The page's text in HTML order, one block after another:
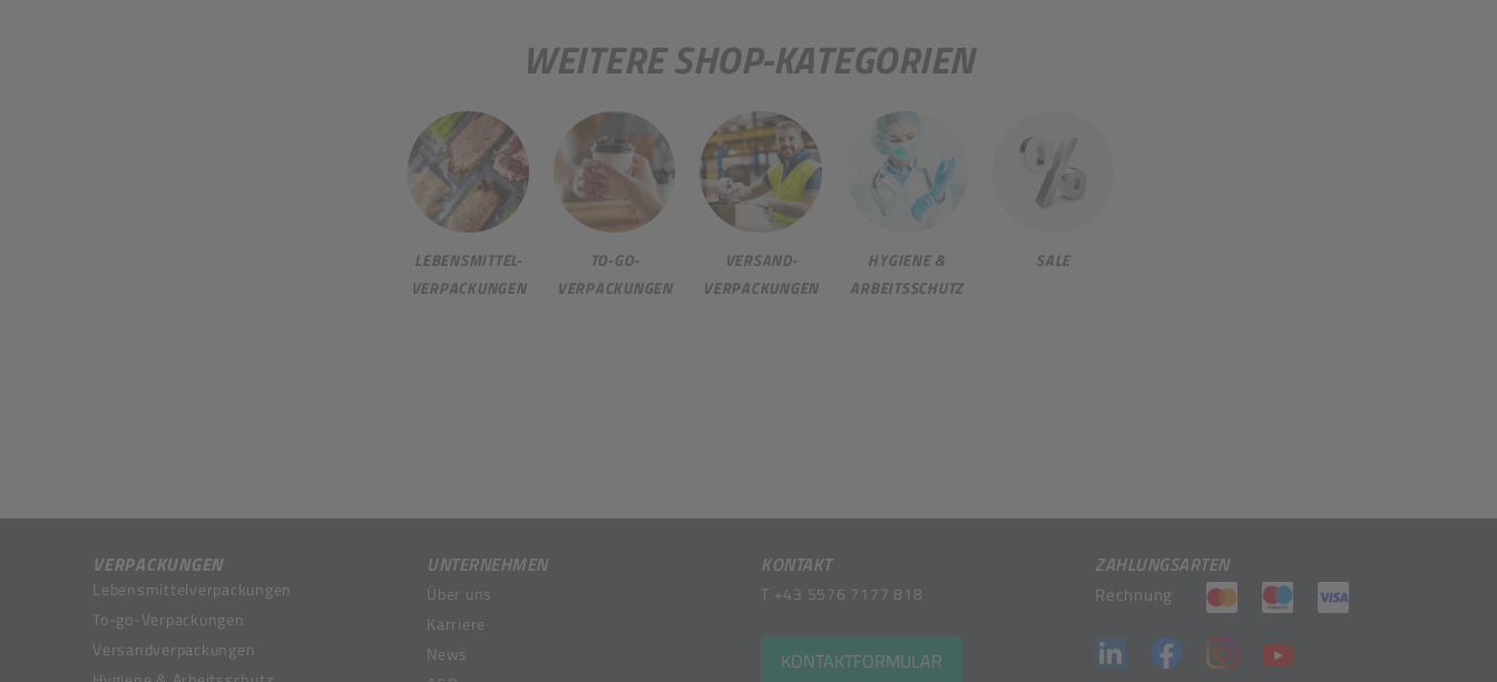
WEITERE SHOP-KATEGORIEN
LEBENSMITTEL-
VERPACKUNGEN
TO-GO-
VERPACKUNGEN
VERSAND-
VERPACKUNGEN
HYGIENE &
ARBEITSSCHUTZ
SALE
VERPACKUNGEN
Lebensmittelverpackungen
To-go-Verpackungen
Versandverpackungen
UNTERNEHMEN
Über uns
Karriere
News
KONTAKT
T +43 5576 7177 818
KONTAKTFORMULAR
ZAHLUNGSARTEN
Rechnung (öffnet in neuem Tab)
(öffnet in neuem Tab)
(öffnet in neuem
(öffnet in neuem Tab)
(öffnet in neuem Tab)
(öffnet in neuem Tab)
(öffnet in neuem Tab)